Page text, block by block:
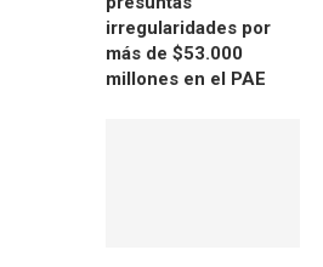
irregularidades por
más de $53.000
millones en el PAE